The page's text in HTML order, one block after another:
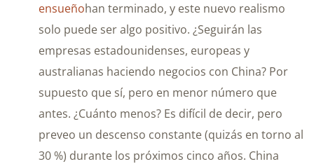
ensueñohan terminado, y este nuevo realismo
solo puede ser algo positivo. ¿Seguirán las
empresas estadounidenses, europeas y
australianas haciendo negocios con China? Por
supuesto que sí, pero en menor número que
antes. ¿Cuánto menos? Es difícil de decir, pero
preveo un descenso constante (quizás en torno al
30 %) durante los próximos cinco años. China